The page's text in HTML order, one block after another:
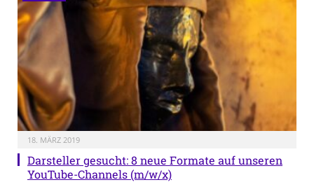
18. MÄRZ 2019
Darsteller gesucht: 8 neue Formate auf unseren
YouTube-Channels (m/w/x)